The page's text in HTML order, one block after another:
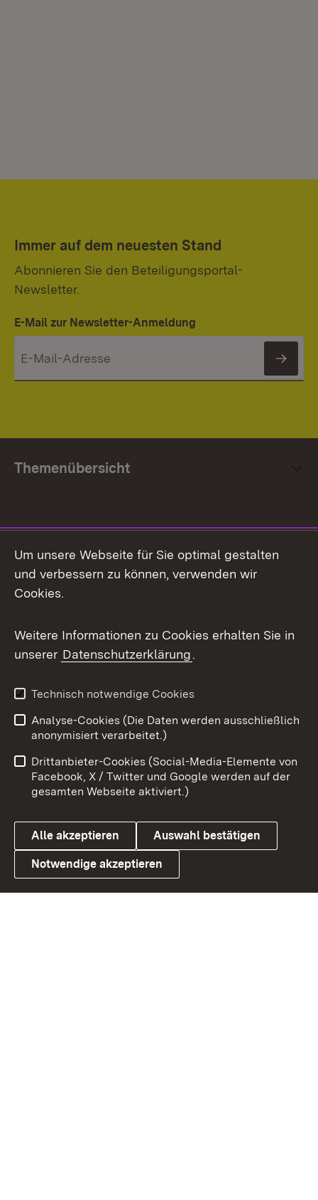
Immer auf dem neuesten Stand
Abonnieren Sie den Beteiligungsportal-
Newsletter.
E-Mail zur Newsletter-Anmeldung
Themenübersicht
Facebook
X / Twitter
Youtube
Link zum Landesportal
Impressum
Kontakt
Barrierefreiheit
Datenschutz
Cookies
Um unsere Webseite für Sie optimal gestalten
und verbessern zu können, verwenden wir
Cookies.
Weitere Informationen zu Cookies erhalten Sie in
unserer Datenschutzerklärung.
Technisch notwendige Cookies
Analyse-Cookies (Die Daten werden ausschließlich
anonymisiert verarbeitet.)
Drittanbieter-Cookies (Social-Media-Elemente von
Facebook, X / Twitter und Google werden auf der
gesamten Webseite aktiviert.)
Alle akzeptieren Auswahl bestätigen
Notwendige akzeptieren